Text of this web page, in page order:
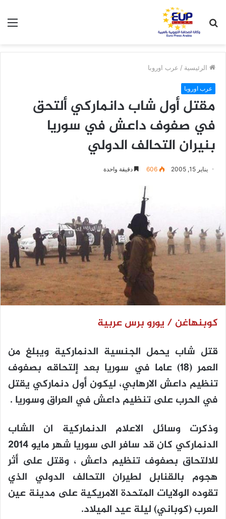
عن
الرئيسية / عرب اوروبا
عرب اوروبا
مقتل أول شاب دانماركي ألتحق
في صفوف داعش في سوريا
بنيران التحالف الدولي
يناير 15, 2005 606 دقيقة واحدة
كوبنهاغن / يورو برس عربية
قتل شاب يحمل الجنسية الدنماركية ويبلغ من
العمر (18) عاما في سوريا بعد إلتحاقه بصفوف
تنظيم داعش الارهابي، ليكون أول دنماركي يقتل
في الحرب على تنظيم داعش في العراق وسوريا .
وذكرت وسائل الاعلام الدنماركية ان الشاب
الدنماركي كان قد سافر الى سوريا شهر مايو 2014
للالتحاق بصفوف تنظيم داعش ، وقتل على أثر
هجوم بالقنابل لطيران التحالف الدولي الذي
تقوده الولايات المتحدة الامريكية على مدينة عين
العرب (كوباني) ليلة عيد الميلاد.